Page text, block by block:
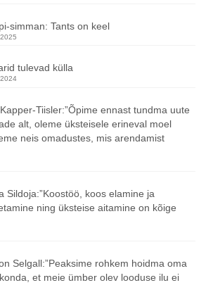
simman: Tants on keel
tulevad külla
Tiisler:”Õpime ennast tundma uute
alt, oleme üksteisele erineval moel
neis omadustes, mis arendamist
Sildoja:”Koostöö, koos elamine ja
ning üksteise aitamine on kõige
Selgall:”Peaksime rohkem hoidma oma
et meie ümber olev looduse ilu ei